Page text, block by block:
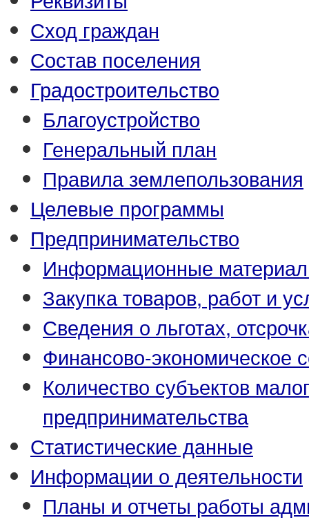
Сход граждан
Состав поселения
Градостроительство
Благоустройство
Генеральный план
Правила землепользования
Целевые программы
Предпринимательство
Информационные
Закупка товаров, работ и
Сведения о льготах,
Финансово-экономическое
Количество субъектов
предпринимательства
Статистические данные
Информации о деятельности
Планы и отчеты работы